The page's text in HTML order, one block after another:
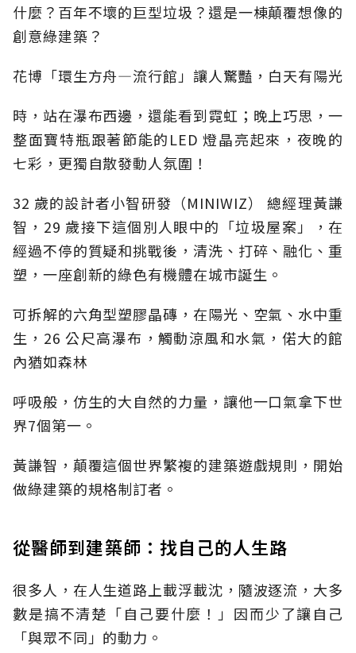
什麼？百年不壞的巨型垃圾？還是一棟顛覆想像的
創意綠建築？
花博「環生方舟—流行館」讓人驚豔，白天有陽光
時，站在瀑布西邊，還能看到霓虹；晚上巧思，一
整面寶特瓶跟著節能的LED 燈晶亮起來，夜晚的
七彩，更獨自散發動人氛圍！
32 歲的設計者小智研發（MINIWIZ） 總經理黃謙
智，29 歲接下這個別人眼中的「垃圾屋案」，在
經過不停的質疑和挑戰後，清洗、打碎、融化、重
塑，一座創新的綠色有機體在城市誕生。
可拆解的六角型塑膠晶磚，在陽光、空氣、水中重
生，26 公尺高瀑布，觸動涼風和水氣，偌大的館
內猶如森林
呼吸般，仿生的大自然的力量，讓他一口氣拿下世
界7個第一。
黃謙智，顛覆這個世界繁複的建築遊戲規則，開始
做綠建築的規格制訂者。
從醫師到建築師：找自己的人生路
很多人，在人生道路上載浮載沈，隨波逐流，大多
數是搞不清楚「自己要什麼！」因而少了讓自己
「與眾不同」的動力。